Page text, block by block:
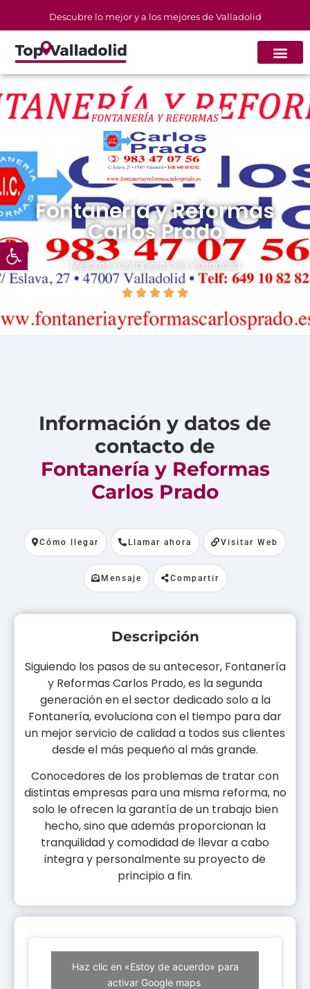
Abrir barra de herramientas
Descubre lo mejor y a los mejores de Valladolid
Fontanería y Reformas
Carlos Prado
MejoresFontanerosen Valladolid
    
Información y datos de
contacto de
Fontanería y Reformas
Carlos Prado
Cómo llegar Llamar ahora Visitar Web
Mensaje Compartir
Descripción
Siguiendo los pasos de su antecesor, Fontanería
y Reformas Carlos Prado, es la segunda
generación en el sector dedicado solo a la
Fontanería, evoluciona con el tiempo para dar
un mejor servicio de calidad a todos sus clientes
desde el más pequeño al más grande.
Conocedores de los problemas de tratar con
distintas empresas para una misma reforma, no
solo le ofrecen la garantía de un trabajo bien
hecho, sino que además proporcionan la
tranquilidad y comodidad de llevar a cabo
integra y personalmente su proyecto de
principio a fin.
Haz clic en «Estoy de acuerdo» para
activar Google maps